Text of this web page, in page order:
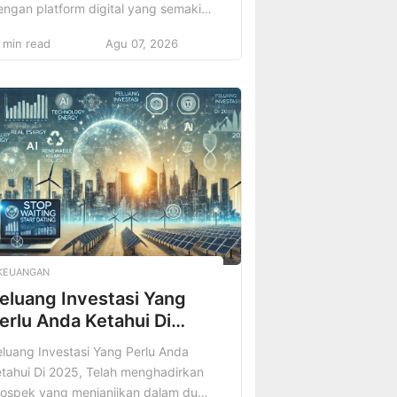
platform digital yang semakin
untuk berbagi
audiens yang lebih luas.
untuk benar-benar jadi travel
terkenal dan sukses, Anda
lebih dari sekadar hasrat
bepergian. Anda membutuhkan
yang jelas, konsistensi, dan
[…]
min read Agu 07, 2026
Investasi Yang
Anda Ketahui Di
Investasi Yang Perlu Anda
Di 2025, Telah menghadirkan
yang menjanjikan dalam dunia